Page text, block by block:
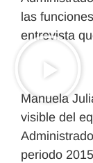
las
entrevista
Manuela
visible del
periodo